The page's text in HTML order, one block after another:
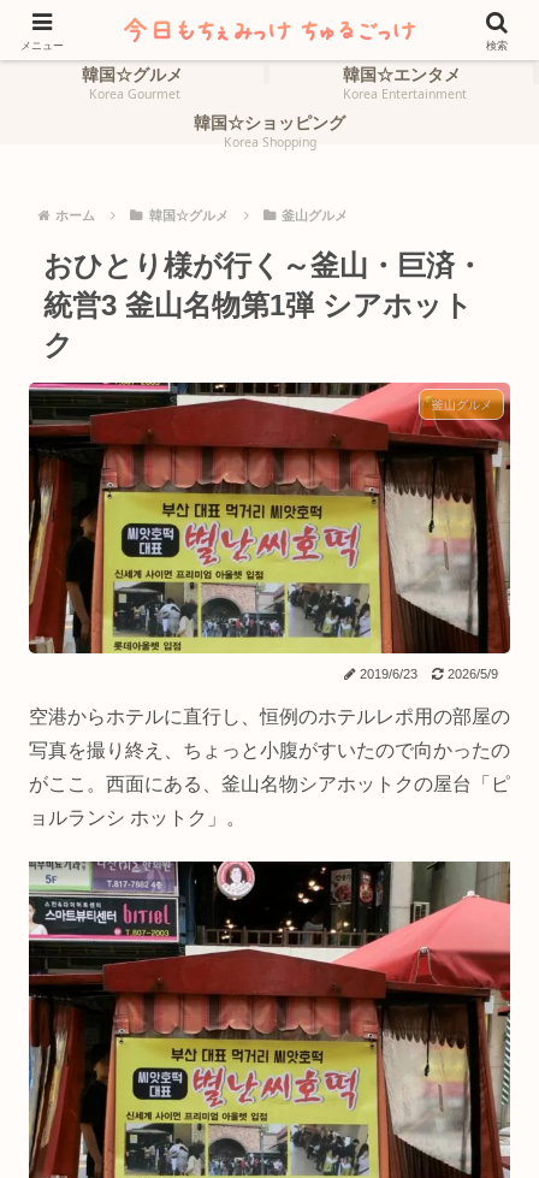
ホーム
HOME
韓国☆旅行
韓国☆グルメ
Korea Gourmet
韓国☆エンタメ
Korea Entertainment
韓国☆ショッピング
Korea Shopping
ホーム 韓国☆グルメ 釜山グルメ
おひとり様が行く～釜山・巨済・
統営3 釜山名物第1弾 シアホット
ク
釜山グルメ
2019/6/23 2026/5/9
空港からホテルに直行し、恒例のホテルレポ用の部屋の
写真を撮り終え、ちょっと小腹がすいたので向かったの
がここ。西面にある、釜山名物シアホットクの屋台「ピ
ョルランシ ホットク」。
メニュー 検索